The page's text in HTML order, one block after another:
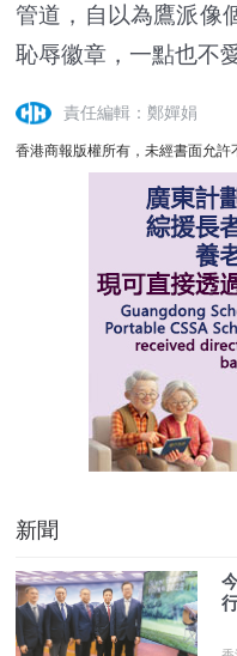
管道，自以為鷹派像
恥辱徽章，一點也不
責任編輯：鄭嬋娟
香港商報版權所有，未經書面允許
新聞